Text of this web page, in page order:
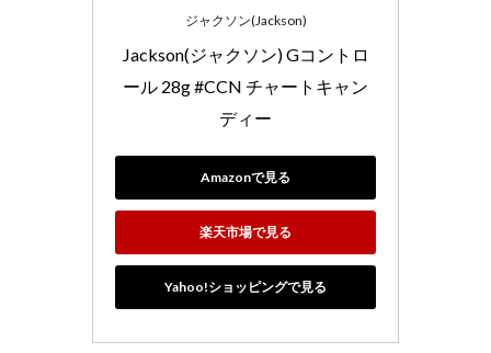
ジャクソン(Jackson)
Jackson(ジャクソン) Gコントロ
ール 28g #CCN チャートキャン
ディー
Amazonで見る
楽天市場で見る
Yahoo!ショッピングで見る